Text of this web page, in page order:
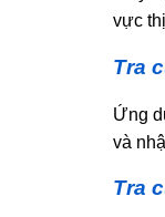
vực
Tra
Ứng
và
Tra